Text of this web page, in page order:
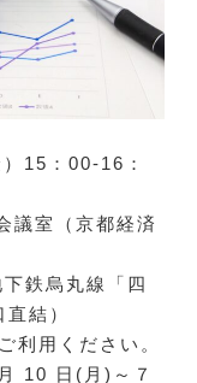
15：00-16：
室（京都経済
鉄烏丸線「四
結）
利用ください。
10 日(月)～７